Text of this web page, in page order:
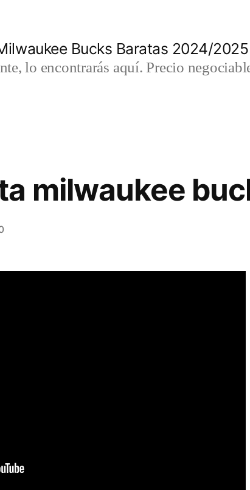
Bucks Baratas 2024/2025
lo encontrarás aquí. Precio
milwaukee